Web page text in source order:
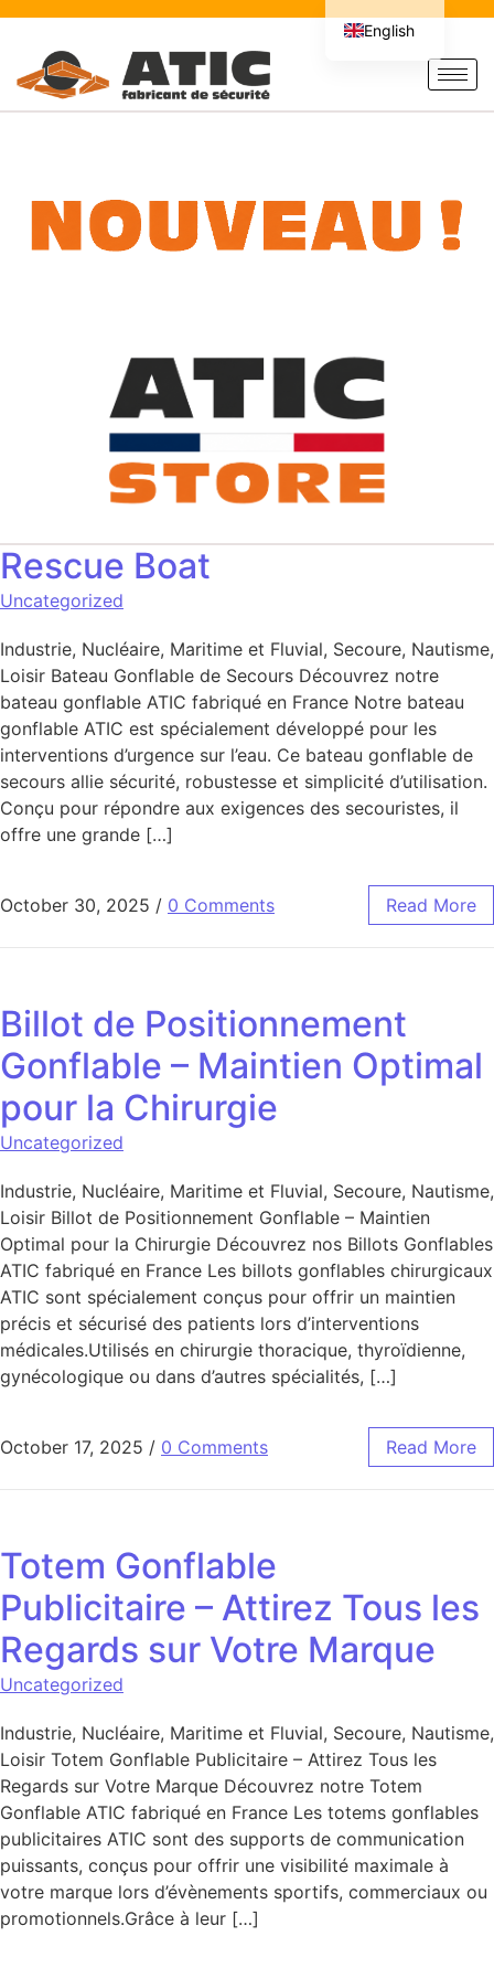
Rescue Boat
Uncategorized
Industrie, Nucléaire, Maritime et Fluvial, Secoure, Nautisme,
Loisir Bateau Gonflable de Secours Découvrez notre
bateau gonflable ATIC fabriqué en France Notre bateau
gonflable ATIC est spécialement développé pour les
interventions d’urgence sur l’eau. Ce bateau gonflable de
secours allie sécurité, robustesse et simplicité d’utilisation.
Conçu pour répondre aux exigences des secouristes, il
offre une grande […]
October 30, 2025 / 0 Comments Read More
Billot de Positionnement
Gonflable – Maintien Optimal
pour la Chirurgie
Uncategorized
Industrie, Nucléaire, Maritime et Fluvial, Secoure, Nautisme,
Loisir Billot de Positionnement Gonflable – Maintien
Optimal pour la Chirurgie Découvrez nos Billots Gonflables
ATIC fabriqué en France Les billots gonflables chirurgicaux
ATIC sont spécialement conçus pour offrir un maintien
précis et sécurisé des patients lors d’interventions
médicales.Utilisés en chirurgie thoracique, thyroïdienne,
gynécologique ou dans d’autres spécialités, […]
October 17, 2025 / 0 Comments Read More
Totem Gonflable
Publicitaire – Attirez Tous les
Regards sur Votre Marque
Uncategorized
Industrie, Nucléaire, Maritime et Fluvial, Secoure, Nautisme,
Loisir Totem Gonflable Publicitaire – Attirez Tous les
Regards sur Votre Marque Découvrez notre Totem
Gonflable ATIC fabriqué en France Les totems gonflables
publicitaires ATIC sont des supports de communication
puissants, conçus pour offrir une visibilité maximale à
votre marque lors d’évènements sportifs, commerciaux ou
promotionnels.Grâce à leur […]
English